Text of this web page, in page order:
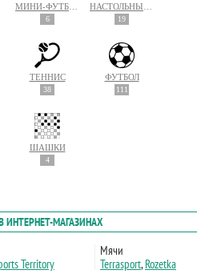
6 19
ТЕННИС
38
ФУТБОЛ
111
ШАШКИ
4